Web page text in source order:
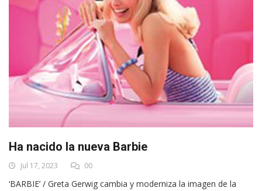
Ha nacido la nueva Barbie
Jul 17, 2023 00
‘BARBIE’ / Greta Gerwig cambia y moderniza la imagen de la